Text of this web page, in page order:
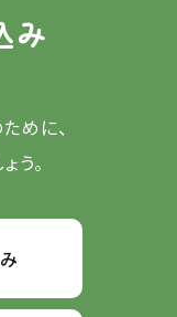
み
めに、
う。